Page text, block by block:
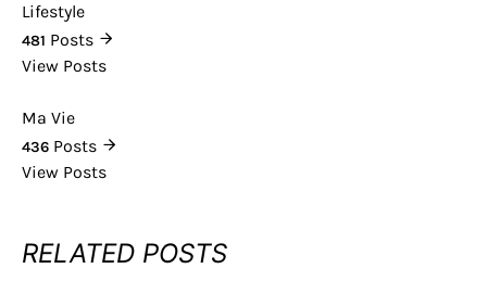
Lifestyle
481 Posts
View Posts
Ma Vie
436 Posts
View Posts
RELATED POSTS